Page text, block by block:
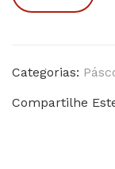
de
quantidade
Categorias:
Compartilhe